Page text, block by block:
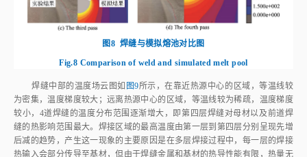
图8 焊缝与模拟熔池对比图
Fig.8 Comparison of weld and simulated melt pool
焊缝中部的温度场云图如图9所示，在靠近热源中心的区域，等温线较
为密集，温度梯度较大；远离热源中心的区域，等温线较为稀疏，温度梯度
较小，4道焊缝的温度分布范围逐渐增大，即第四层焊缝对母材以及前道焊
缝的热影响范围最大。焊接区域的最高温度由第一层到第四层分别呈现先增